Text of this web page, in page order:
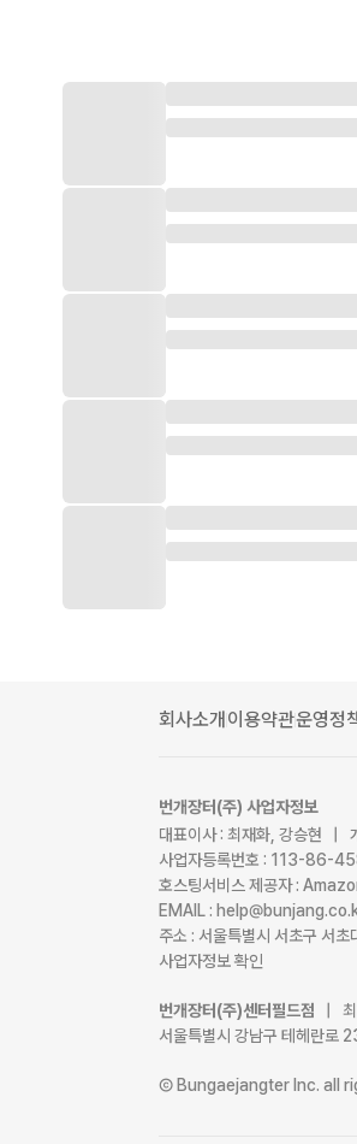
회사소개이용약관운영정
번개장터(주) 사업자정보
대표이사 : 최재화, 강승현 |
사업자등록번호 : 113-86-
호스팅서비스 제공자 :
EMAIL :
주소 : 서울특별시 서초구 서
사업자정보 확인
번개장터(주)센터필드점
|
서울특별시 강남구 테헤란로
Ⓒ Bungaejangter Inc. all